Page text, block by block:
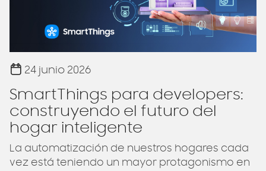
24 junio 2026
SmartThings para developers:
construyendo el futuro del
hogar inteligente
La automatización de nuestros hogares cada
vez está teniendo un mayor protagonismo en